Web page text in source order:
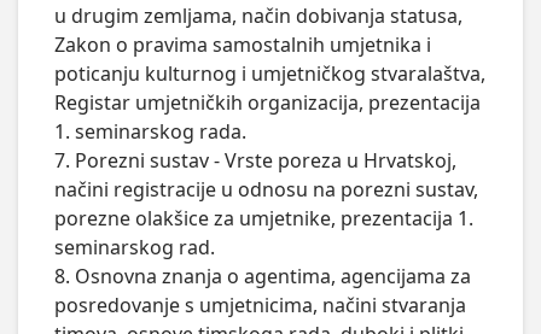
u drugim zemljama, način dobivanja statusa,
Zakon o pravima samostalnih umjetnika i
poticanju kulturnog i umjetničkog stvaralaštva,
Registar umjetničkih organizacija, prezentacija
1. seminarskog rada.
7. Porezni sustav - Vrste poreza u Hrvatskoj,
načini registracije u odnosu na porezni sustav,
porezne olakšice za umjetnike, prezentacija 1.
seminarskog rad.
8. Osnovna znanja o agentima, agencijama za
posredovanje s umjetnicima, načini stvaranja